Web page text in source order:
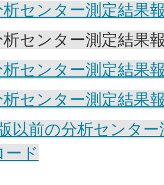
析センター測定結果
析センター測定結果
析センター測定結果
析センター測定結果
以前の分析センタ
ード